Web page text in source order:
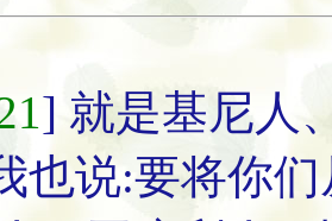
] 就是基尼人
也说:要将你